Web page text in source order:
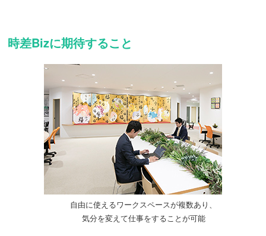
時差Bizに期待すること
自由に使えるワークスペースが複数あり、
気分を変えて仕事をすることが可能